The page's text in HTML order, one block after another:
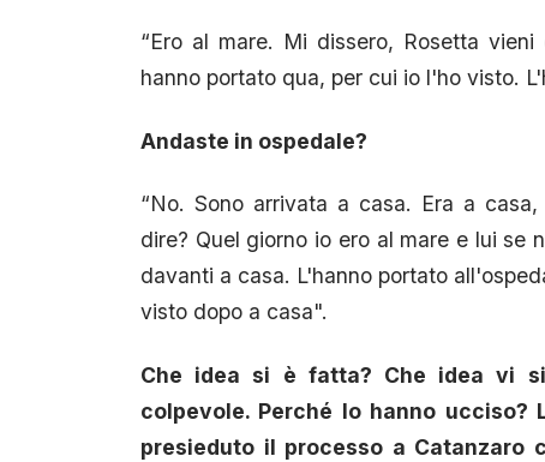
“Ero al mare. Mi dissero, Rosetta
hanno portato qua, per cui io l'ho visto.
Andaste in ospedale?
“No. Sono arrivata a casa. Era a
dire? Quel giorno io ero al mare e lui se
davanti a casa. L'hanno portato
visto dopo a casa".
Che idea si è fatta? Che idea vi
colpevole. Perché lo hanno ucciso?
presieduto il processo a Catanzaro